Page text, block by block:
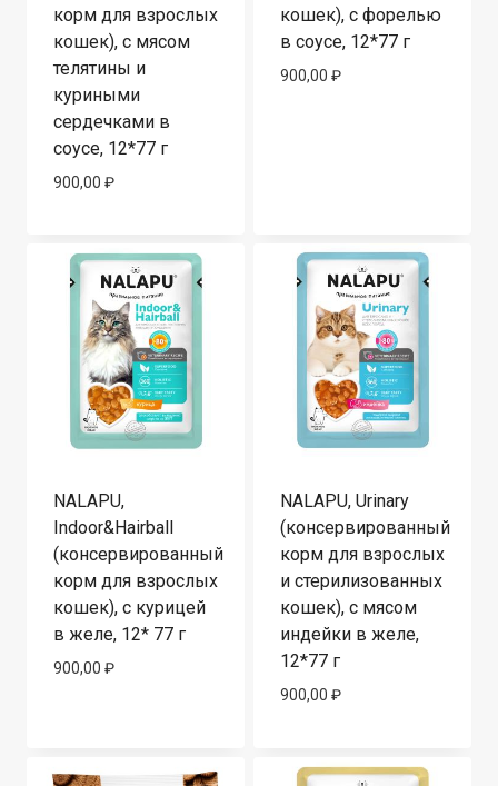
корм для взрослых
кошек), с мясом
телятины и
куриными
сердечками в
соусе, 12*77 г
900,00 ₽
кошек), с форелью
в соусе, 12*77 г
900,00 ₽
NALAPU,
Indoor&Hairball
(консервированный
корм для взрослых
кошек), с курицей
в желе, 12* 77 г
900,00 ₽
NALAPU, Urinary
(консервированный
корм для взрослых
и стерилизованных
кошек), с мясом
индейки в желе,
12*77 г
900,00 ₽